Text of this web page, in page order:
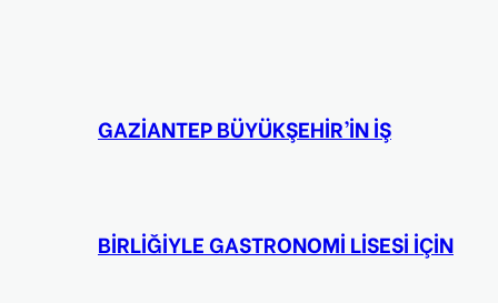
GAZİANTEP BÜYÜKŞEHİR’İN İŞ
BİRLİĞİYLE GASTRONOMİ LİSESİ İÇİN